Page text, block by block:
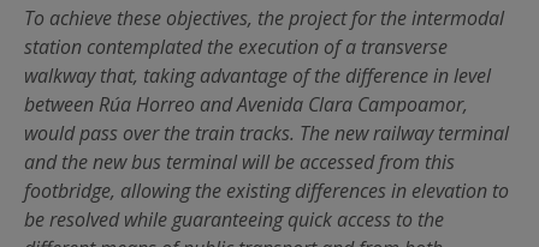
To achieve these objectives, the project for the intermodal
station contemplated the execution of a transverse
walkway that, taking advantage of the difference in level
between Rúa Horreo and Avenida Clara Campoamor,
would pass over the train tracks. The new railway terminal
and the new bus terminal will be accessed from this
footbridge, allowing the existing differences in elevation to
be resolved while guaranteeing quick access to the